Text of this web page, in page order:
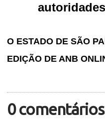
O ESTADO DE SÃO
EDIÇÃO DE ANB
0